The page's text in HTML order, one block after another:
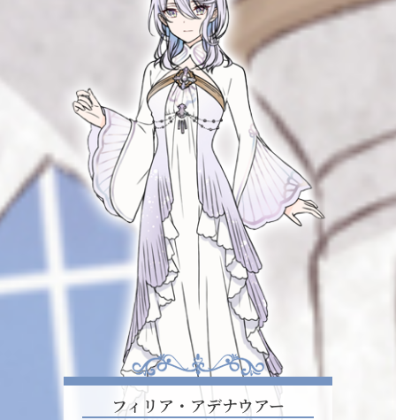
フィリア・アデナウアー